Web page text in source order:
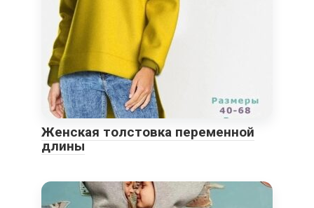
Женская толстовка переменной
длины